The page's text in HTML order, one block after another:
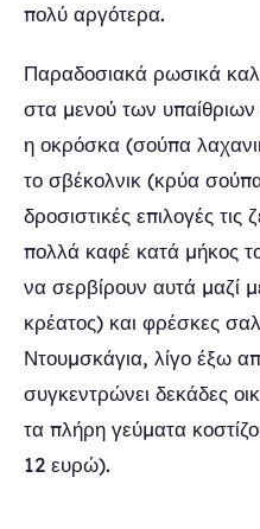
πολύ αργότερα.
Παραδοσιακά ρωσικά
στα μενού των
η οκρόσκα (σούπα
το σβέκολνικ (κρύα
δροσιστικές επιλογές
πολλά καφέ κατά μήκος
να σερβίρουν αυτά μαζί
κρέατος) και φρέσκες
Ντουμσκάγια, λίγο έξω
συγκεντρώνει δεκάδες
τα πλήρη γεύματα
12 ευρώ).